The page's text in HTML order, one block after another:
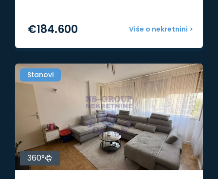
Više o nekretnini >
€184.600
Stanovi
360°